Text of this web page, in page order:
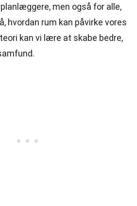
men også for alle,
hvordan rum kan påvirke vores
kan vi lære at skabe bedre,